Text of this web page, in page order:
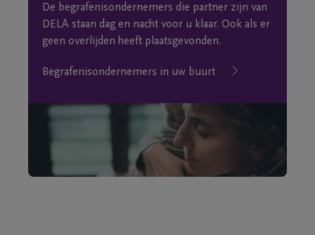
De begrafenisondernemers die partner zijn van
DELA staan dag en nacht voor u klaar. Ook als er
geen overlijden heeft plaatsgevonden.
Begrafenisondernemers in uw buurt